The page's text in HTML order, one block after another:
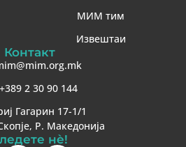
МИМ тим
Извештаи
Контакт
+389 2 30 90 144
Гагарин 17-1/1
Р. Македонија
нè!